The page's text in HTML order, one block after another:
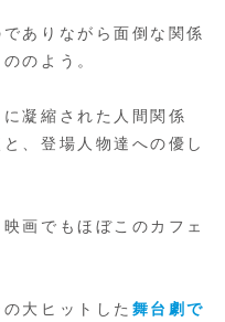
ありながら面倒な関係
のよう。
凝縮された人間関係
、登場人物達への優し
画でもほぼこのカフェ
大ヒットした 舞台劇で